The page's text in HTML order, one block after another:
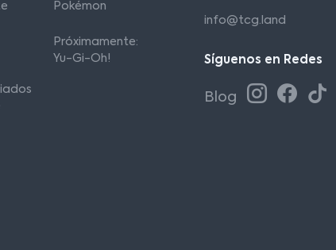
Pokémon
Próximamente:
Yu-Gi-Oh!
info@tcg.land
Síguenos en Redes
Blog